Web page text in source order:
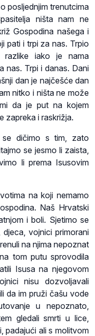
posljednjim trenutcima
ništa nam ne
Gospodina našega i
pati i trpi za nas. Trpio
iako je nama
nas. Trpi i danas. Dani
dan je najčešće dan
nitko i ništa ne može
da je put na kojem
zapreka i raskrižja.
dičimo s tim, zato
se jesmo li zaista,
li prema Isusovim
na koji nemamo
Naš Hrvatski
i boli. Sjetimo se
vojnici primorani
na njima nepoznat
tom putu sprovodila
Isusa na njegovom
nisu dozvoljavali
da im pruži čašu vode
u nepoznato,
gledali smrti u lice,
padajući ali s molitvom